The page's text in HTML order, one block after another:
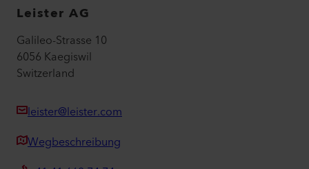
Leister AG
Galileo-Strasse 10
6056 Kaegiswil
Switzerland
leister@leister.com
Wegbeschreibung